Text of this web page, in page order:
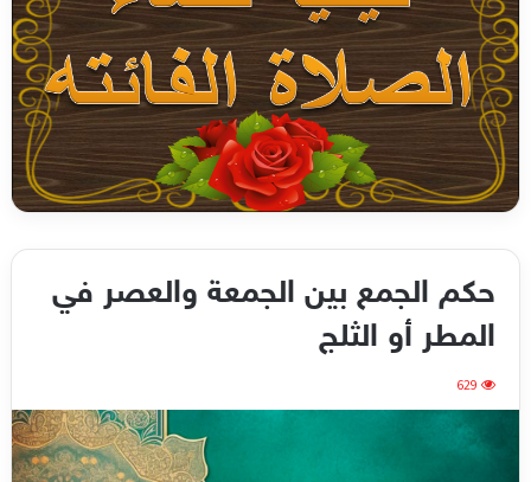
حكم الجمع بين الجمعة والعصر في
المطر أو الثلج
629